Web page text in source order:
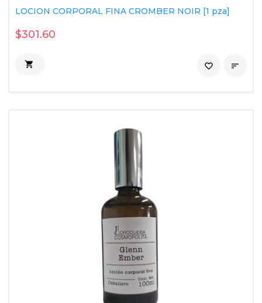
LOCION CORPORAL FINA CROMBER NOIR [1 pza]
$301.60
 
favorite_border